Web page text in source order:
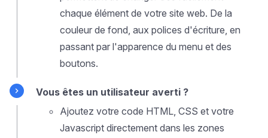
chaque élément de votre site web. De la
couleur de fond, aux polices d'écriture, en
passant par l'apparence du menu et des
boutons.
Vous êtes un utilisateur averti ?
Ajoutez votre code HTML, CSS et votre
Javascript directement dans les zones